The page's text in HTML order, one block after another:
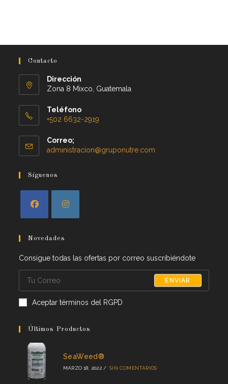
Contacto
Dirección
Zona 8 Mixco, Guatemala
Teléfono
+502 6632-2919
Correo;
administracion@gruponutre.com
Síguenos
Novedades
Consigue todas las ofertas por correo suscribiéndote
ENVIAR
Aceptar términos del RGPD
Últimos Productos
SeaWeed®
MARZO 18, 2022 / SIN COMENTARIOS